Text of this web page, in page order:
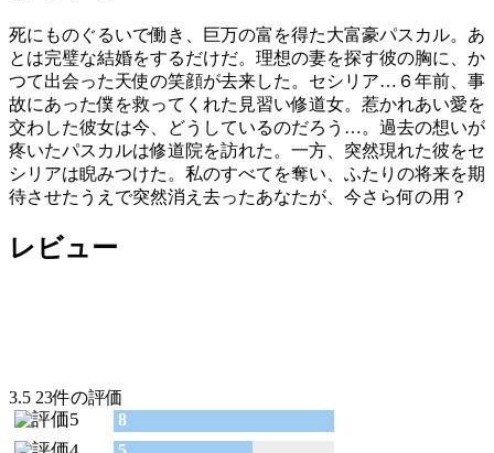
死にものぐるいで働き、巨万の富を得た大富豪パスカル。あ
とは完璧な結婚をするだけだ。理想の妻を探す彼の胸に、か
つて出会った天使の笑顔が去来した。セシリア…６年前、事
故にあった僕を救ってくれた見習い修道女。惹かれあい愛を
交わした彼女は今、どうしているのだろう…。過去の想いが
疼いたパスカルは修道院を訪れた。一方、突然現れた彼をセ
シリアは睨みつけた。私のすべてを奪い、ふたりの将来を期
待させたうえで突然消え去ったあなたが、今さら何の用？
レビュー
3.5 23件の評価
8